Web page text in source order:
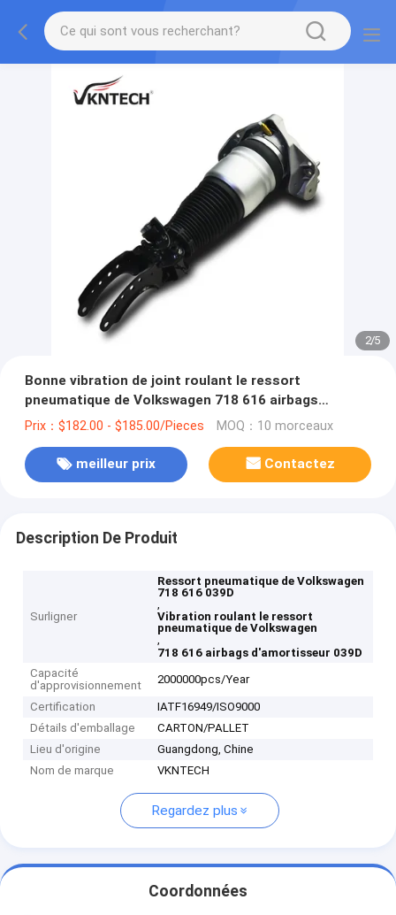
2/5
Bonne vibration de joint roulant le ressort
pneumatique de Volkswagen 718 616 airbags
d'amortisseur 039D
Prix：$182.00 - $185.00/Pieces MOQ：10 morceaux
meilleur prix Contactez
Description De Produit
Surligner
Ressort pneumatique de Volkswagen
718 616 039D
,
Vibration roulant le ressort
pneumatique de Volkswagen
,
718 616 airbags d'amortisseur 039D
Capacité
d'approvisionnement
2000000pcs/Year
Certification
IATF16949/ISO9000
Détails d'emballage
CARTON/PALLET
Lieu d'origine
Guangdong, Chine
Nom de marque
VKNTECH
Regardez plus
Coordonnées